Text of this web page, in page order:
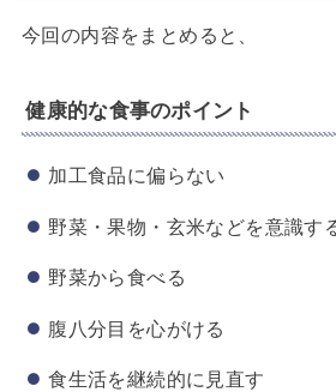
今回の内容をまとめると、
健康的な食事のポイント
加工食品に偏らない
野菜・果物・玄米などを意識す
野菜から食べる
腹八分目を心がける
食生活を継続的に見直す